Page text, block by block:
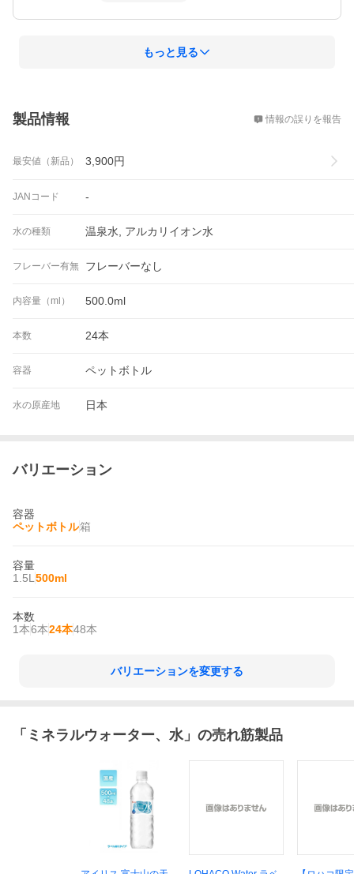
もっと見る
製品情報 情報の誤りを報告
最安値（新品） 3,900円
JANコード -
水の種類 温泉水, アルカリイオン水
フレーバー有無 フレーバーなし
内容量（ml） 500.0ml
本数 24本
容器 ペットボトル
水の原産地 日本
バリエーション
容器
ペットボトル箱
容量
1.5L 500ml
本数
1本6本24本48本
バリエーションを変更する
「 ミネラルウォーター、水 」の売れ筋製品